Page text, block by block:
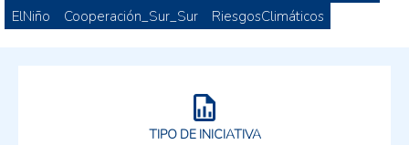
ElNiño
Cooperación_Sur_Sur RiesgosClimáticos
TIPO DE INICIATIVA